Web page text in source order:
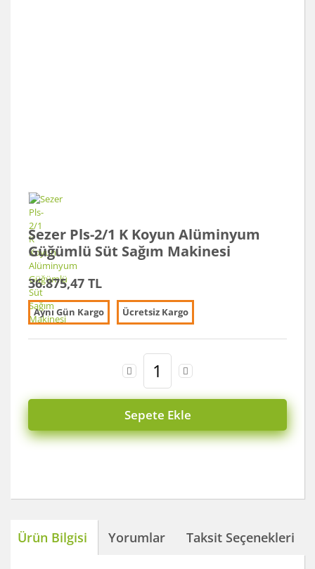
Sezer Pls-2/1 K Koyun Alüminyum
Güğümlü Süt Sağım Makinesi
36.875,47 TL
Aynı Gün Kargo Ücretsiz Kargo
Sepete Ekle
Ürün Bilgisi Yorumlar Taksit Seçenekleri